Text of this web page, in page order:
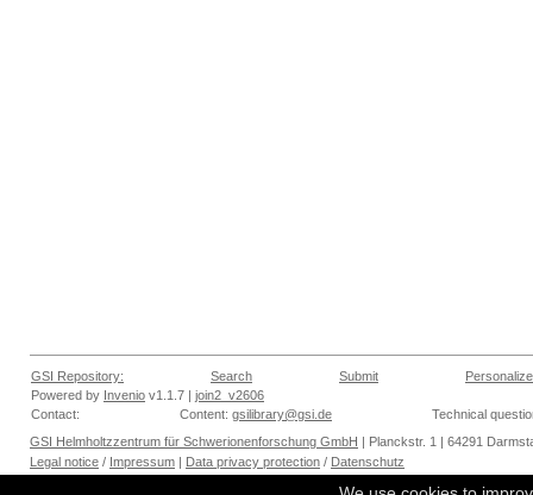
GSI Repository: Search Submit
Personalize
Powered by Invenio v1.1.7 | join2_v2606
Contact:
Content: gsilibrary@gsi.de
Technical
GSI Helmholtzzentrum für Schwerionenforschung GmbH | Planckstr. 1 | 64291
Legal notice / Impressum | Data privacy protection / Datenschutz